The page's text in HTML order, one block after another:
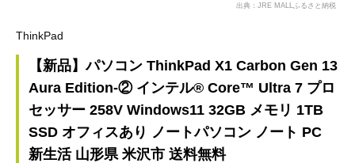
出典：JRE MALLふるさと納税
ThinkPad
【新品】パソコン ThinkPad X1 Carbon Gen 13
Aura Edition-② インテル® Core™ Ultra 7 プロ
セッサー 258V Windows11 32GB メモリ 1TB
SSD オフィスあり ノートパソコン ノート PC
新生活 山形県 米沢市 送料無料